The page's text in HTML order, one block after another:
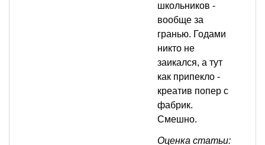
школьников -
вообще за
гранью. Годами
никто не
заикался, а тут
как припекло -
креатив попер с
фабрик.
Смешно.
Оценка статьи: